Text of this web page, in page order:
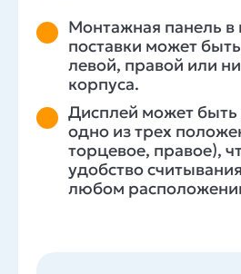
Монтажная панель в
поставки может
левой, правой или
корпуса.
Дисплей может быть
одно из трех
торцевое, правое),
удобство
любом